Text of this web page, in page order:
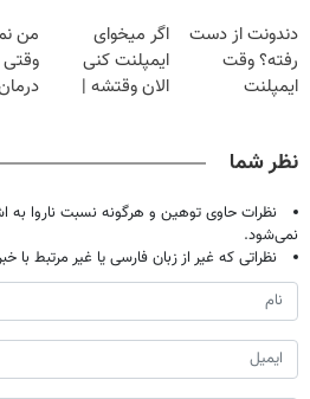
دندونت از دست
رفته؟ وقت
ایمپلنت
اگر میخوای
ایمپلنت کنی
الان وقتشه |
من
وقتی
نظر شما
نظرات حاوی توهین و هرگونه نسبت ناروا
نمی‌شود.
نظراتی که غیر از زبان فارسی یا غیر مرتبط با